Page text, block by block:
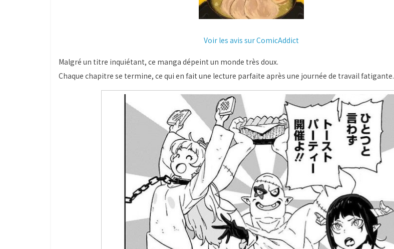
Voir les avis sur ComicAddict
Malgré un titre inquiétant, ce manga dépeint un monde très doux.
Chaque chapitre se termine, ce qui en fait une lecture parfaite après une journée de travail fatigante.